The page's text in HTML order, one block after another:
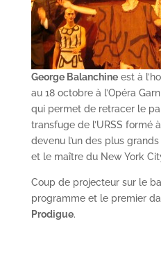
George Balanchineest à
au 18 octobre à l’Opéra
qui permet de retracer le
transfuge de l’URSS formé
devenu l’un des plus
et le maître du New York
Coup de projecteur sur le
programme et le premier
Prodigue.